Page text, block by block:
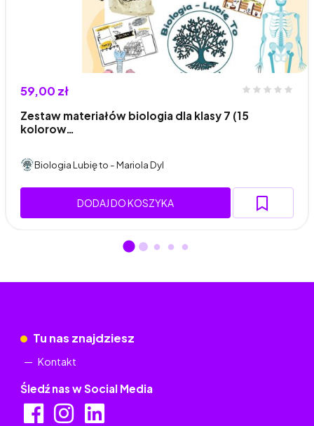
59,00 zł
Zestaw materiałów biologia dla klasy 7 (15
kolorow…
Biologia Lubię to - Mariola Dyl
DODAJ DO KOSZYKA
Tu nas znajdziesz
Kontakt
Śledź nas w Social Media